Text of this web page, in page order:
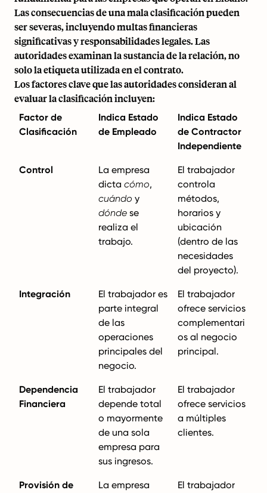
Las consecuencias de una mala clasificación pueden
ser severas, incluyendo multas financieras
significativas y responsabilidades legales. Las
autoridades examinan la sustancia de la relación, no
solo la etiqueta utilizada en el contrato.
Los factores clave que las autoridades consideran al
evaluar la clasificación incluyen:
Factor de
Clasificación
Indica Estado
de Empleado
Indica Estado
de Contractor
Independiente
Control
La empresa
dicta cómo,
cuándo y
dónde se
realiza el
trabajo.
El trabajador
controla
métodos,
horarios y
ubicación
(dentro de las
necesidades
del proyecto).
Integración
El trabajador es
parte integral
de las
operaciones
principales del
negocio.
El trabajador
ofrece servicios
complementari
os al negocio
principal.
Dependencia
Financiera
El trabajador
depende total
o mayormente
de una sola
empresa para
sus ingresos.
El trabajador
ofrece servicios
a múltiples
clientes.
Provisión de
La empresa
El trabajador